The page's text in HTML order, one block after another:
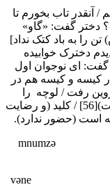
آنقدر تاب بخورم تا
دختر گفت: «گاو»
را به باد کتک نداد]
دخترک خوابیده
ای نوجوان اول
کیسه و کیسه هم در
رفت / لوچه را
لب دارد و لب ها را دندان (لب هایم بسته است)[56] / کلید (و رضایت
است (حضور ندارد).
25- نومزه بَئیتمه کاغَذ نویسه mnumzә
ونِه تَنِ جمه اسپِه قَمیصه[57] vәne